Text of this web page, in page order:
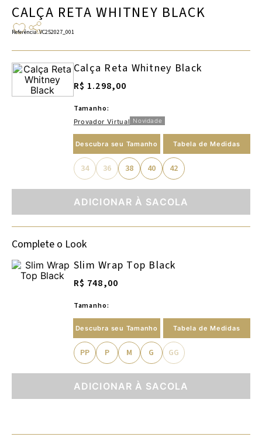
CALÇA RETA WHITNEY BLACK
Referência:VC252027_001
Calça Reta Whitney Black
R$ 1.298,00
Tamanho:
Provador Virtual Novidade
Descubra seu Tamanho Tabela de Medidas
34 36 38 40 42
ADICIONAR À SACOLA
Complete o Look
Slim Wrap Top Black
R$ 748,00
Tamanho:
Descubra seu Tamanho Tabela de Medidas
PP P M G GG
ADICIONAR À SACOLA